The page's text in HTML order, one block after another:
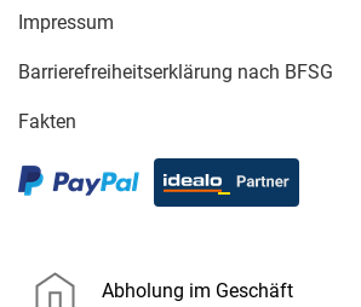
Impressum
Barrierefreiheitserklärung nach BFSG
Fakten
Abholung im Geschäft